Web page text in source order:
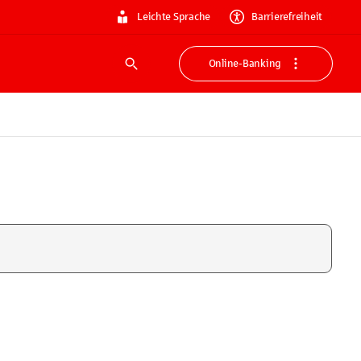
Leichte Sprache Barrierefreiheit
Suche
Online-Banking